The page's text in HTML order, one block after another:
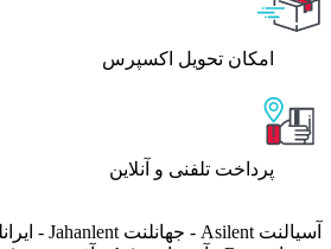
اﻣﮑﺎن ﺗﺤﻮﯾﻞ اﮐﺴﭙﺮس
پرداخت تلفنی و آنلاین